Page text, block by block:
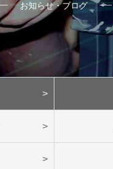
お知らせ・ブログ